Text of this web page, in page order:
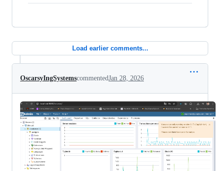
Load earlier comments...
OscarsyIngSystemscommentedJan 28, 2026